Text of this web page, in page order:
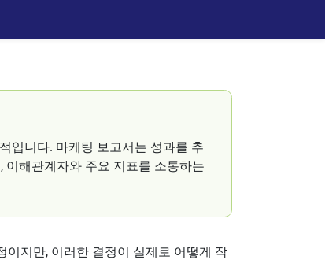
입니다. 마케팅 보고서는 성과를 추
이해관계자와 주요 지표를 소통하는
지만, 이러한 결정이 실제로 어떻게 작